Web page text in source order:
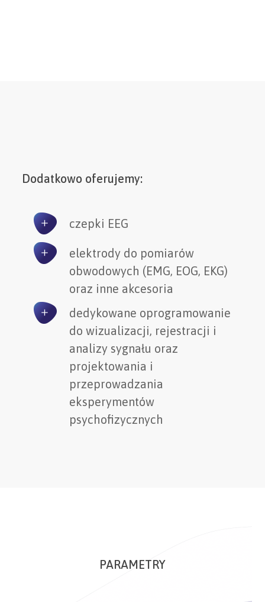
Dodatkowo oferujemy:
czepki EEG
elektrody do pomiarów
obwodowych (EMG, EOG, EKG)
oraz inne akcesoria
dedykowane oprogramowanie
do wizualizacji, rejestracji i
analizy sygnału oraz
projektowania i
przeprowadzania
eksperymentów
psychofizycznych
PARAMETRY